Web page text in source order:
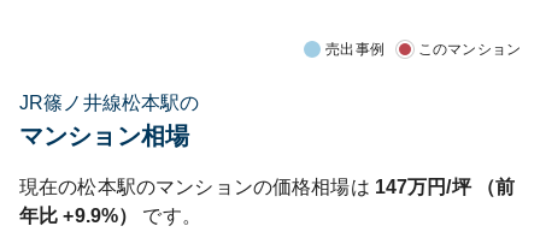
売出事例 このマンション
JR篠ノ井線松本駅の
マンション相場
現在の松本駅のマンションの価格相場は 147万円/坪 （前
年比+9.9%）
です。